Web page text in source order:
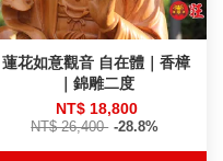
蓮花如意觀音 自在體｜香樟
｜錦雕二度
NT$ 18,800
NT$ 26,400 -28.8%